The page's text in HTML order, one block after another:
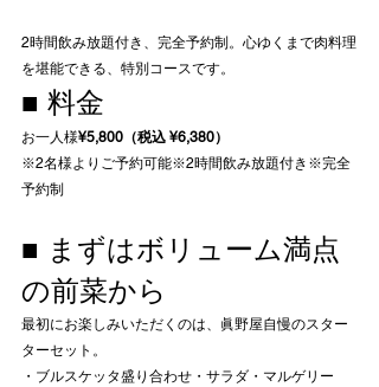
2時間飲み放題付き、完全予約制。心ゆくまで肉料理
を堪能できる、特別コースです。
■ 料金
お一人様¥5,800（税込 ¥6,380）
※2名様よりご予約可能※2時間飲み放題付き※完全
予約制
■ まずはボリューム満点
の前菜から
最初にお楽しみいただくのは、眞野屋自慢のスター
ターセット。
・ブルスケッタ盛り合わせ・サラダ・マルゲリー